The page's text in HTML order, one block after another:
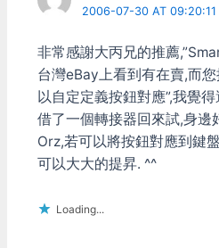
2006-07-30 AT 09:20:11
非常感謝大丙兄的推薦
台灣eBay上看到有在賣,而
以自定定義按鈕對應”,我覺
借了一個轉接器回來試,身邊
Orz,若可以將按鈕對應到鍵
可以大大的提昇. ^^
Loading...